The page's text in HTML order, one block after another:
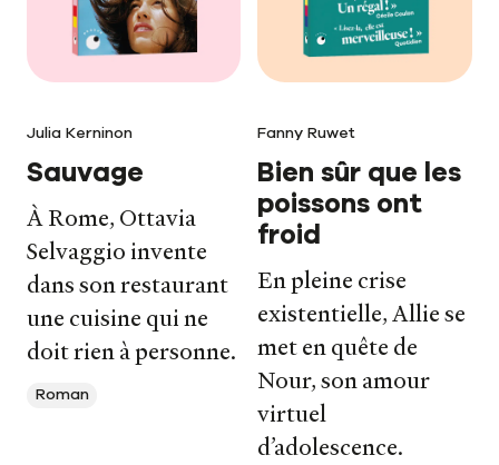
Julia Kerninon
Sauvage
À Rome, Ottavia
Selvaggio invente
dans son restaurant
une cuisine qui ne
doit rien à personne.
Roman
Fanny Ruwet
Bien sûr que les
poissons ont
froid
En pleine crise
existentielle, Allie se
met en quête de
Nour, son amour
virtuel
d’adolescence.